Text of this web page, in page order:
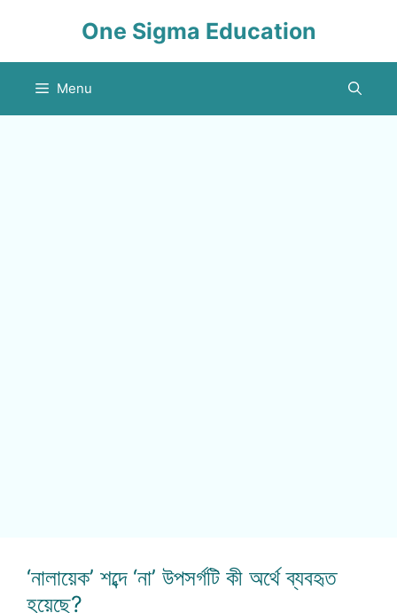
One Sigma Education
Menu
‘নালায়েক’ শব্দে ‘না’ উপসর্গটি কী অর্থে ব্যবহৃত
হয়েছে?